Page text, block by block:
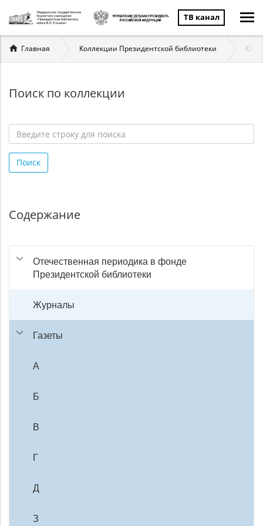
ТВ канал
Вы
здесь
Главная Коллекции Президентской библиотеки
Поиск по коллекции
строку
для
Поиск
Содержание
Отечественная периодика в фонде
Президентской библиотеки
Журналы
Газеты
А
Б
В
Г
Д
З